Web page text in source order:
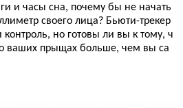
и часы сна, почему бы не начать
своего лица? Бьюти-трекер
но готовы ли вы к тому, ч
ваших прыщах больше, чем вы са